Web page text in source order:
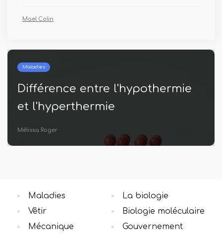
Mael Colin
Maladies
Quelle est la différence entre la
maladie de Menkes et Wilson
Tom Hubert
Maladies
Vêtir
Mécanique
La biologie
Biologie moléculaire
Gouvernement